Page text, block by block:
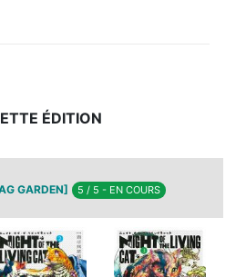
ÉDITION
GARDEN] 5 / 5 - EN COURS